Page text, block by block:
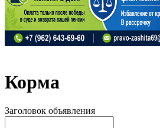
Корма
Заголовок объявления